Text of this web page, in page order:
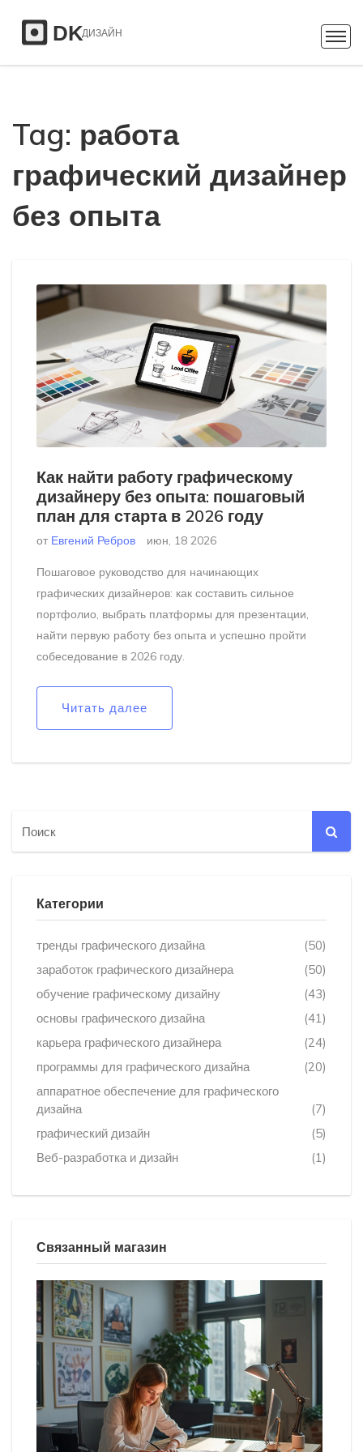
Tag: работа
графический дизайнер
без опыта
Как найти работу графическому
дизайнеру без опыта: пошаговый
план для старта в 2026 году
от Евгений Ребров июн, 18 2026
Пошаговое руководство для начинающих
графических дизайнеров: как составить сильное
портфолио, выбрать платформы для презентации,
найти первую работу без опыта и успешно пройти
собеседование в 2026 году.
Читать далее
Категории
тренды графического дизайна
(50)
заработок графического дизайнера
(50)
обучение графическому дизайну
(43)
основы графического дизайна
(41)
карьера графического дизайнера
(24)
программы для графического дизайна
(20)
аппаратное обеспечение для графического
дизайна
(7)
графический дизайн
(5)
Веб-разработка и дизайн
(1)
Связанный магазин